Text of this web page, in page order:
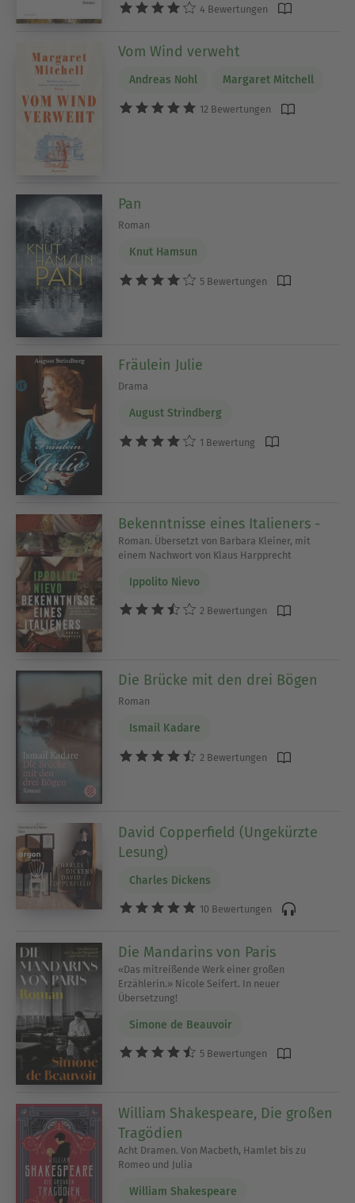
4 Bewertungen
Vom Wind verweht
Andreas Nohl Margaret Mitchell
12 Bewertungen
Pan
Roman
Knut Hamsun
5 Bewertungen
Fräulein Julie
Drama
August Strindberg
1 Bewertung
Bekenntnisse eines Italieners -
Roman. Übersetzt von Barbara Kleiner, mit
einem Nachwort von Klaus Harpprecht
Ippolito Nievo
2 Bewertungen
Die Brücke mit den drei Bögen
Roman
Ismail Kadare
2 Bewertungen
David Copperfield (Ungekürzte
Lesung)
Charles Dickens
10 Bewertungen
Die Mandarins von Paris
«Das mitreißende Werk einer großen
Erzählerin.» Nicole Seifert. In neuer
Übersetzung!
Simone de Beauvoir
5 Bewertungen
William Shakespeare, Die großen
Tragödien
Acht Dramen. Von Macbeth, Hamlet bis zu
Romeo und Julia
William Shakespeare